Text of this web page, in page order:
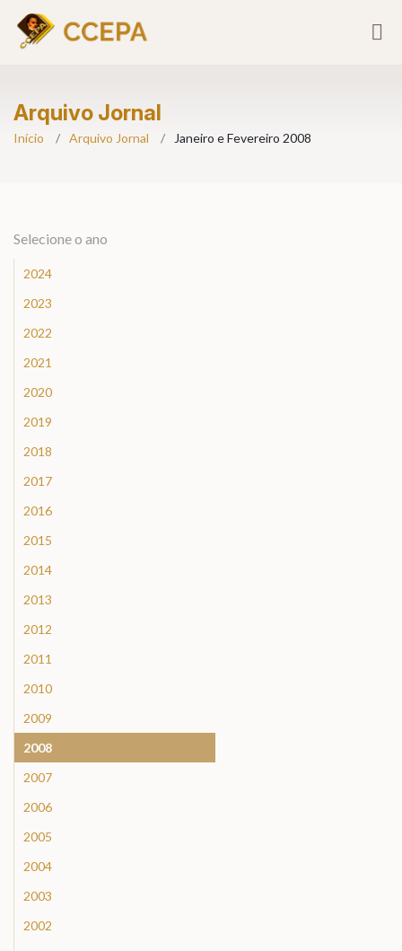
Arquivo Jornal
Início Arquivo Jornal Janeiro e Fevereiro 2008
Selecione o ano
2024
2023
2022
2021
2020
2019
2018
2017
2016
2015
2014
2013
2012
2011
2010
2009
2008
2007
2006
2005
2004
2003
2002